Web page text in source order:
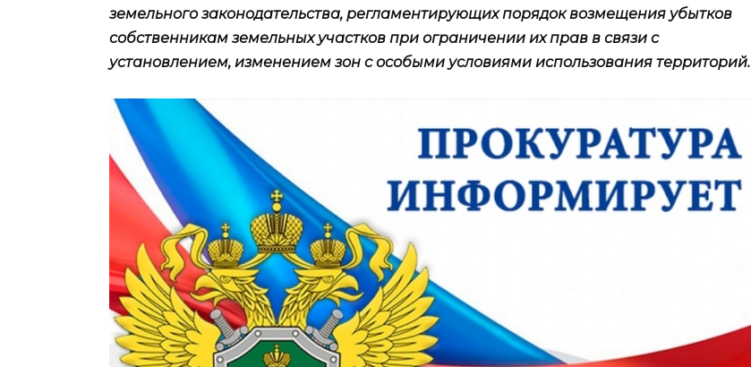
земельного законодательства, регламентирующих порядок возмещения убытков
собственникам земельных участков при ограничении их прав в связи с
установлением, изменением зон с особыми условиями использования территорий.